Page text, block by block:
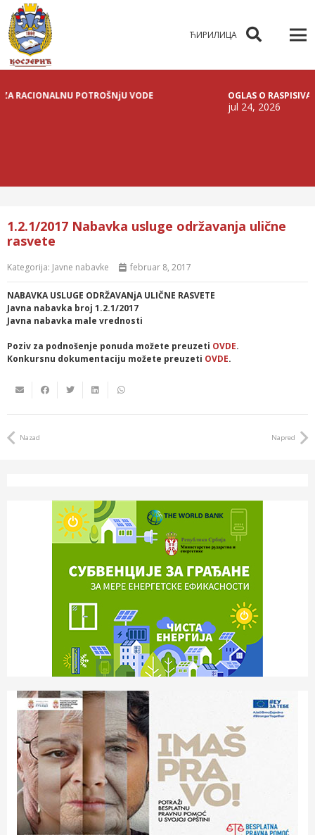
ЋИРИЛИЦА
POTROŠNjU VODE OGLAS O RASPISIVANjU
jul 24, 2026
1.2.1/2017 Nabavka usluge održavanja ulične
rasvete
Kategorija: Javne nabavke februar 8, 2017
NABAVKA USLUGE ODRŽAVANjA ULIČNE RASVETE
Javna nabavka broj 1.2.1/2017
Javna nabavka male vrednosti
Poziv za podnošenje ponuda možete preuzeti OVDE.
Konkursnu dokumentaciju možete preuzeti OVDE.
Nazad Napred